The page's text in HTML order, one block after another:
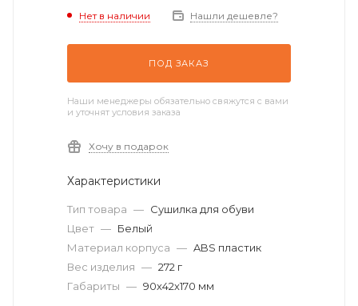
Нет в наличии Нашли дешевле?
ПОД ЗАКАЗ
Наши менеджеры обязательно свяжутся с вами
и уточнят условия заказа
Хочу в подарок
Характеристики
Тип товара — Сушилка для обуви
Цвет — Белый
Материал корпуса — ABS пластик
Вес изделия — 272 г
Габариты — 90х42х170 мм